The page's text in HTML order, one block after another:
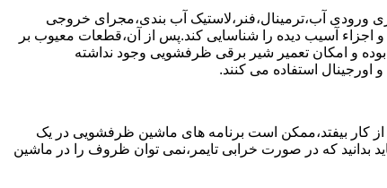
ورودی آب،ترمینال،فنر،لاستیک آب بندی،مجرای خروجی
آسیب دیده را شناسایی کند.پس از آن،قطعات معیوب بر
و امکان تعمیر شیر برقی ظرفشویی وجود نداشته
استفاده می کنند.
کار بیفتد،ممکن است برنامه های ماشین ظرفشویی در یک
بدانید که در صورت خرابی تایمر،نمی توان ظروف را در ماشین